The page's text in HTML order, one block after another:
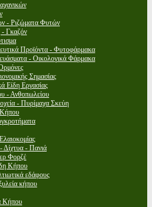
- Ριζώματα Φυτών
Γκαζόν
Προϊόντα - Φυτοφάρμακα
- Οικολογικά Φάρμακα
Σημασίας
Είδη Εργασίας
- Ανθοπωλείου
- Πυρίμαχα Σκεύη
- Πανιά
Φορζέ
Κήπου
εδάφους
κήπου
Κήπου